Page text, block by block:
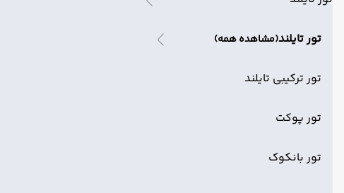
تور تایلند(مشاهده همه)
تور ترکیبی تایلند
تور پوکت
تور بانکوک